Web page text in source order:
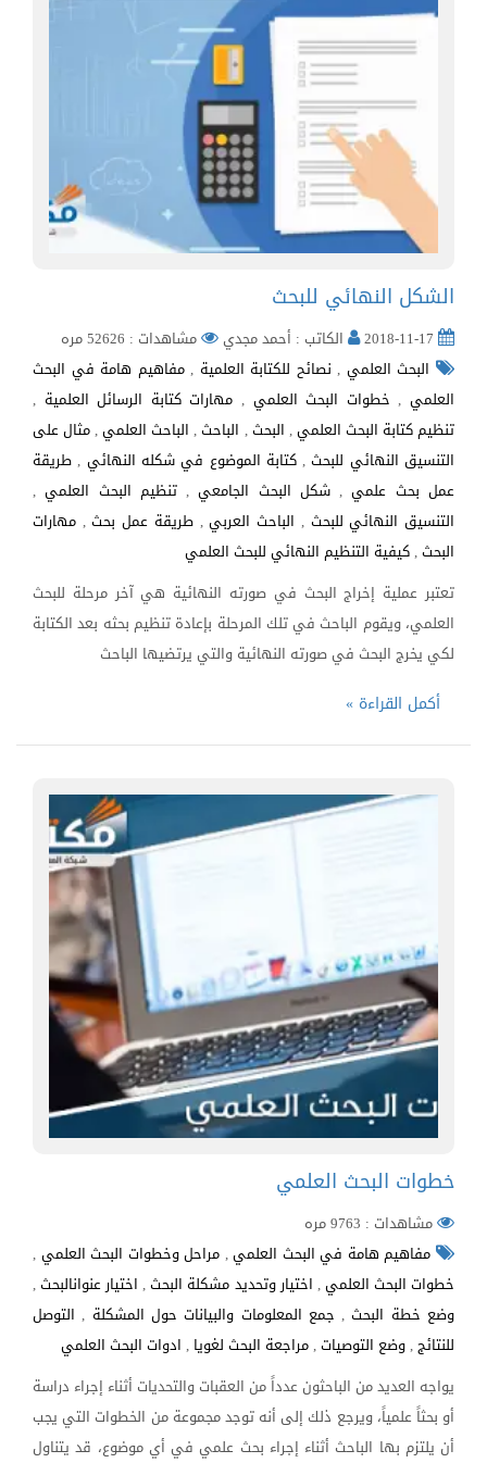
الشكل النهائي للبحث
الكاتب : أحمد مجدي
مشاهدات : 52626 مره
البحث العلمي , نصائح للكتابة العلمية ,مفاهيم هامة في البحث
العلمي, خطوات البحث العلمي , مهارات كتابة الرسائل العلمية ,
تنظيم كتابة البحث العلمي, البحث, الباحث, الباحث العلمي,مثال على
التنسيق النهائي للبحث,كتابة الموضوع في شكله النهائي , طريقة
عمل بحث علمي,شكل البحث الجامعي,تنظيم البحث العلمي,
التنسيق النهائي للبحث , الباحث العربي,طريقة عمل بحث, مهارات
البحث,كيفية التنظيم النهائي للبحث العلمي
تعتبر عملية إخراج البحث في صورته النهائية هي آخر مرحلة للبحث
العلمي، ويقوم الباحث في تلك المرحلة بإعادة تنظيم بحثه بعد الكتابة
لكي يخرج البحث في صورته النهائية والتي يرتضيها الباحث
أكمل القراءة »
خطوات البحث العلمي
مشاهدات : 9763 مره
مفاهيم هامة في البحث العلمي, مراحل وخطوات البحث العلمي ,
خطوات البحث العلمي, اختيار وتحديد مشكلة البحث, اختيار عنوانالبحث,
وضع خطة البحث, جمع المعلومات والبيانات حول المشكلة , التوصل
للنتائج,وضع التوصيات,مراجعة البحث لغويا , ادوات البحث العلمي
يواجه العديد من الباحثون عدداً من العقبات والتحديات أثناء إجراء دراسة
أو بحثاً علمياً، ويرجع ذلك إلى أنه توجد مجموعة من الخطوات التي يجب
أن يلتزم بها الباحث أثناء إجراء بحث علمي في أي موضوع، قد يتناول